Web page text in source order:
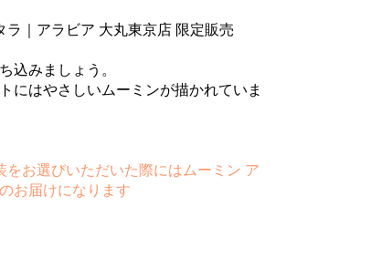
｜アラビア 大丸東京店 限定販売
込みましょう。
にはやさしいムーミンが描かれていま
お選びいただいた際にはムーミン ア
お届けになります